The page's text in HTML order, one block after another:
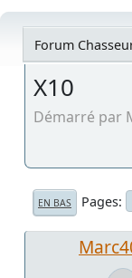
Forum
X10
Démarré par
EN BAS Pages